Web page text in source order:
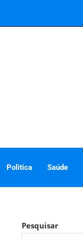
Politica Saúde
Pesquisar